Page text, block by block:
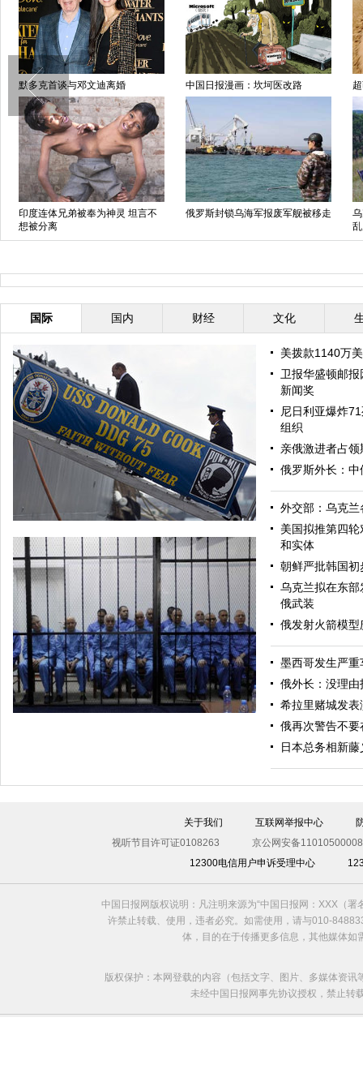
默多克首谈与邓文迪离婚 中国日报漫画：坎坷医改路
印度连体兄弟被奉为神灵 坦言不
想被分离
俄罗斯封锁乌海军报废军舰被移走
国际 国内 财经 文化
美军导弹驱逐舰抵达黑海旨在威慑俄罗斯
利比亚法庭开审卡扎菲政权高官
美拨款1140万
卫报华盛顿邮
新闻奖
尼日利亚爆炸
组织
亲俄激进者占
俄罗斯外长：
外交部：乌克
美国拟推第四
和实体
朝鲜严批韩国
乌克兰拟在东
俄武装
俄发射火箭模
墨西哥发生严
俄外长：没理
希拉里赌城发
俄再次警告不
日本总务相新
关于我们 互联网举报中心
视听节目许可证0108263
京公网安备
12300电信用户申诉受理中心
中国日报网版权说明：凡注明来源为“中国日报网：XXX（
许禁止转载、使用，违者必究。如需使用，请与010-
体，目的在于传播更多信息，其他媒体
版权保护：本网登载的内容（包括文字、图片、多媒体资
未经中国日报网事先协议授权，禁止转